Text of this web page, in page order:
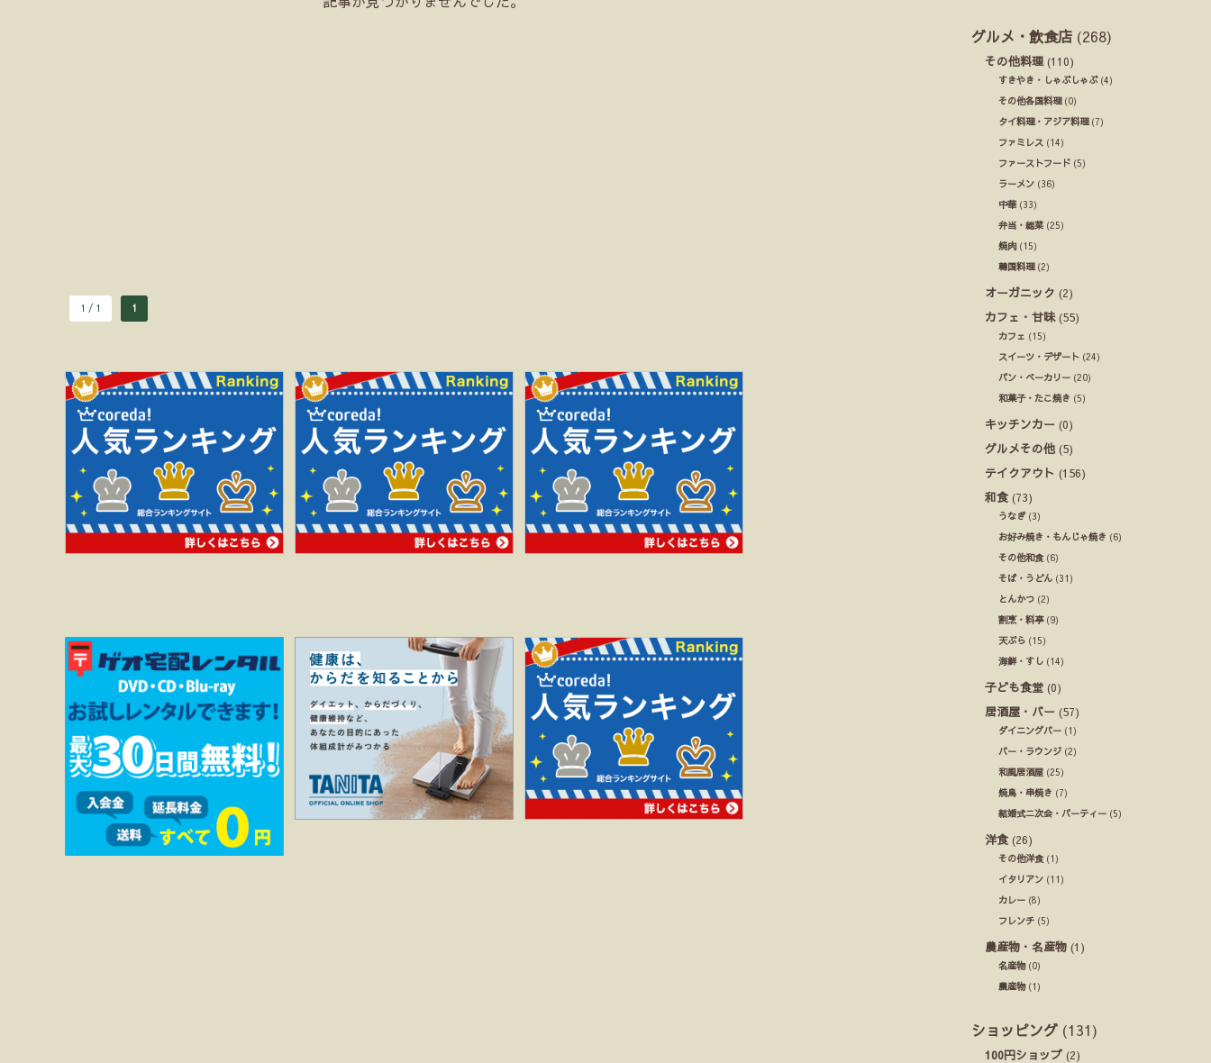
1 / 1 1
グルメ・飲食店 (268)
その他料理 (110)
すきやき・しゃぶしゃぶ(4)
その他各国料理(0)
タイ料理・アジア料理(7)
ファミレス (14)
ファーストフード (5)
ラーメン (36)
中華(33)
弁当・総菜 (25)
焼肉 (15)
韓国料理(2)
オーガニック (2)
カフェ・甘味(55)
カフェ (15)
スイーツ・デザート (24)
パン・ベーカリー (20)
和菓子・たこ焼き (5)
キッチンカー (0)
グルメその他 (5)
テイクアウト (156)
和食 (73)
うなぎ(3)
お好み焼き・もんじゃ焼き (6)
その他和食(6)
そば・うどん (31)
とんかつ (2)
割烹・料亭(9)
天ぷら (15)
海鮮・すし (14)
子ども食堂 (0)
居酒屋・バー (57)
ダイニングバー (1)
バー・ラウンジ (2)
和風居酒屋 (25)
焼鳥・串焼き (7)
結婚式ニ次会・パーティー (5)
洋食 (26)
その他洋食(1)
イタリアン (11)
カレー (8)
フレンチ (5)
農産物・名産物 (1)
名産物(0)
農産物(1)
ショッピング (131)
100円ショップ (2)